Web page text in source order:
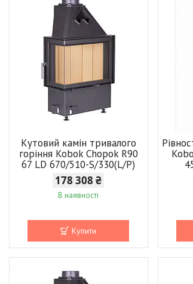
Кутовий камін тривалого
горіння Kobok Chopok R90
67 LD 670/510-S/330(L/P)
178 308 ₴
В наявності
Купити